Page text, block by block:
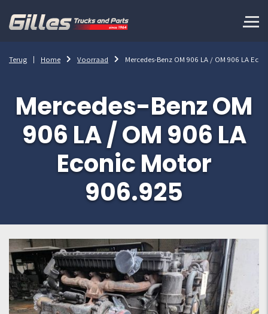
Terug Home Voorraad Mercedes-Benz OM 906 LA / OM 906 LA
Mercedes-Benz OM
906 LA / OM 906 LA
Econic Motor
906.925